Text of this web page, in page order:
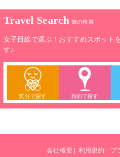
Travel Search 旅の検索
女子目線で選ぶ！おすすめスポット
す♪
気分で探す 目的で探す
会社概要 利用規約
プ